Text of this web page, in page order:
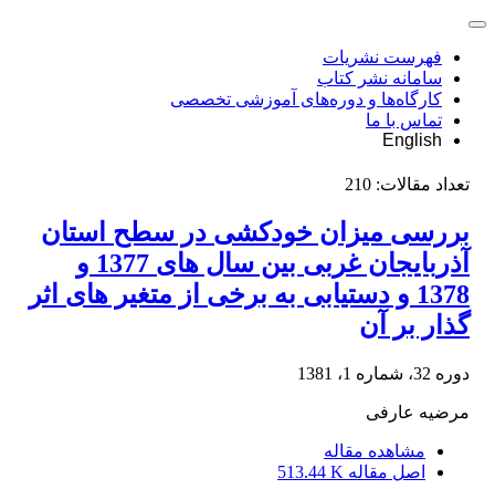
فهرست نشریات
سامانه نشر کتاب
کارگاه‌ها و دوره‌های آموزشی تخصصی
تماس با ما
English
تعداد مقالات: 210
بررسی میزان خودکشی در سطح استان
آذربایجان غربی بین سال های 1377 و
1378 و دستیابی به برخی از متغیر های اثر
گذار بر آن
دوره 32، شماره 1، 1381
مرضیه عارفی
مشاهده مقاله
اصل مقاله 513.44 K